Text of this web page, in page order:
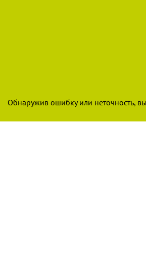
Обнаружив ошибку или неточность,